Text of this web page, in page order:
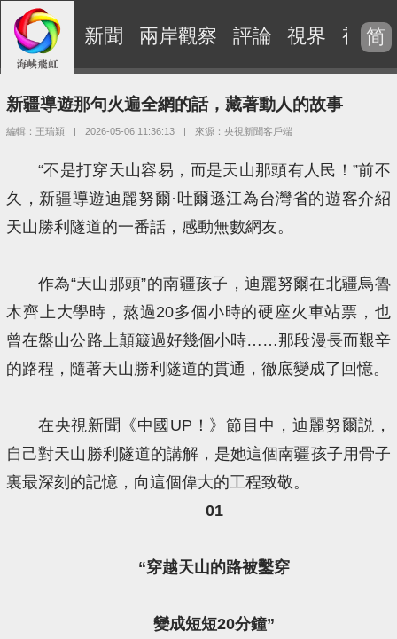
新聞 兩岸觀察 評論 視界 視頻
简
新疆導遊那句火遍全網的話，藏著動人的故事
編輯：王瑞穎 | 2026-05-06 11:36:13 | 來源：央視新聞客戶端
“不是打穿天山容易，而是天山那頭有人民！”前不
久，新疆導遊迪麗努爾·吐爾遜江為台灣省的遊客介紹
天山勝利隧道的一番話，感動無數網友。
作為“天山那頭”的南疆孩子，迪麗努爾在北疆烏魯
木齊上大學時，熬過20多個小時的硬座火車站票，也
曾在盤山公路上顛簸過好幾個小時……那段漫長而艱辛
的路程，隨著天山勝利隧道的貫通，徹底變成了回憶。
在央視新聞《中國UP！》節目中，迪麗努爾説，
自己對天山勝利隧道的講解，是她這個南疆孩子用骨子
裏最深刻的記憶，向這個偉大的工程致敬。
01
“穿越天山的路被鑿穿
變成短短20分鐘”